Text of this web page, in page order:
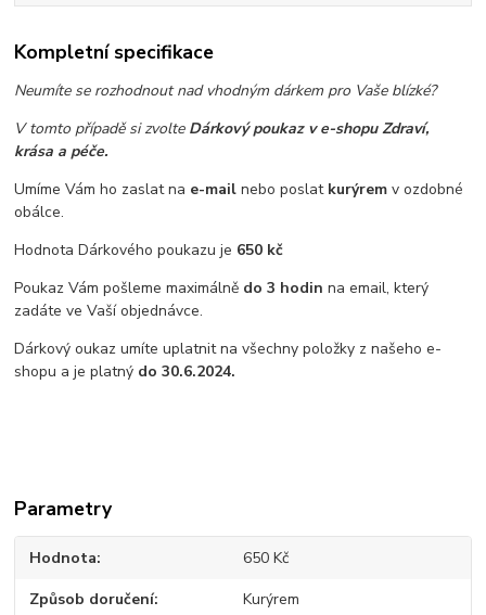
Kompletní specifikace
Neumíte se rozhodnout nad vhodným dárkem pro Vaše blízké?
V tomto případě si zvolteDárkový poukaz v e-shopu Zdraví,
krása a péče.
Umíme Vám ho zaslat na e-mail nebo poslat kurýrem v ozdobné
obálce.
Hodnota Dárkového poukazu je 650 kč
Poukaz Vám pošleme maximálně do 3 hodin na email, který
zadáte ve Vaší objednávce.
Dárkový oukaz umíte uplatnit na všechny položky z našeho e-
shopu a je platný do 30.6.2024.
Parametry
Hodnota 650 Kč
Způsob doručení Kurýrem